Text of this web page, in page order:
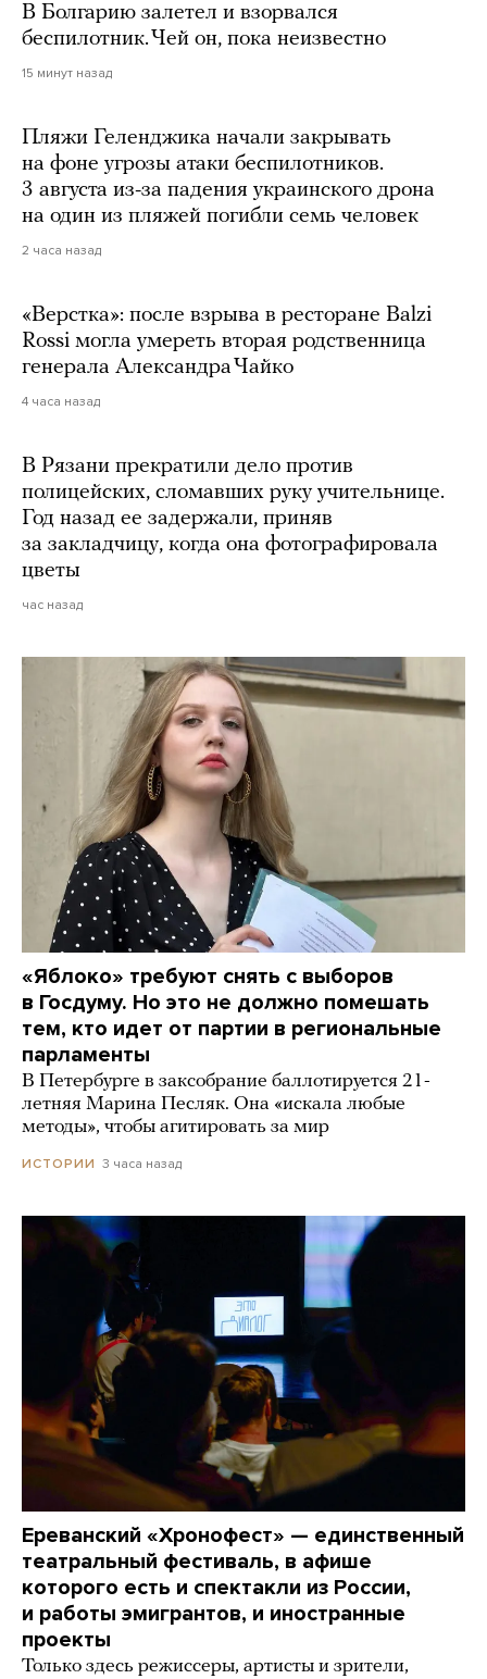
В Болгарию залетел и взорвался
беспилотник. Чей он, пока неизвестно
15 минут назад
Пляжи Геленджика начали закрывать
на фоне угрозы атаки беспилотников.
3 августа из-за падения украинского дрона
на один из пляжей погибли семь человек
2 часа назад
«Верстка»: после взрыва в ресторане Balzi
Rossi могла умереть вторая родственница
генерала Александра Чайко
4 часа назад
В Рязани прекратили дело против
полицейских, сломавших руку учительнице.
Год назад ее задержали, приняв
за закладчицу, когда она фотографировала
цветы
час назад
«Яблоко» требуют снять с выборов
в Госдуму. Но это не должно помешать
тем, кто идет от партии в региональные
парламенты
В Петербурге в заксобрание баллотируется 21-
летняя Марина Песляк. Она «искала любые
методы», чтобы агитировать за мир
ИСТОРИИ 3 часа назад
Ереванский «Хронофест» — единственный
театральный фестиваль, в афише
которого есть и спектакли из России,
и работы эмигрантов, и иностранные
проекты
Только здесь режиссеры, артисты и зрители,